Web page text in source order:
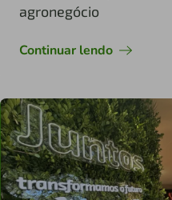
agronegócio
Continuar lendo